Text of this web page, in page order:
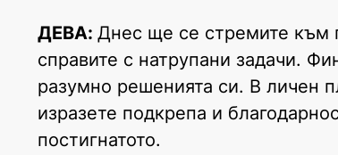
ДЕВА: Днес ще се стремите към
справите с натрупани задачи.
разумно решенията си. В личен
изразете подкрепа и
постигнатото.